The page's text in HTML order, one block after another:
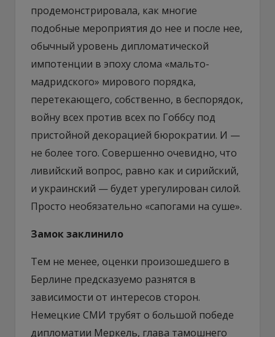
продемонстрировала, как многие
подобные мероприятия до нее и после нее,
обычный уровень дипломатической
импотенции в эпоху слома «мальто-
мадридского» мирового порядка,
перетекающего, собственно, в беспорядок,
войну всех против всех по Гоббсу под
пристойной декорацией бюрократии. И —
не более того. Совершенно очевидно, что
ливийский вопрос, равно как и сирийский,
и украинский — будет урегулирован силой.
Просто необязательно «сапогами на суше».
Замок заклинило
Тем не менее, оценки произошедшего в
Берлине предсказуемо разнятся в
зависимости от интересов сторон.
Немецкие СМИ трубят о большой победе
дипломатии Меркель, глава тамошнего